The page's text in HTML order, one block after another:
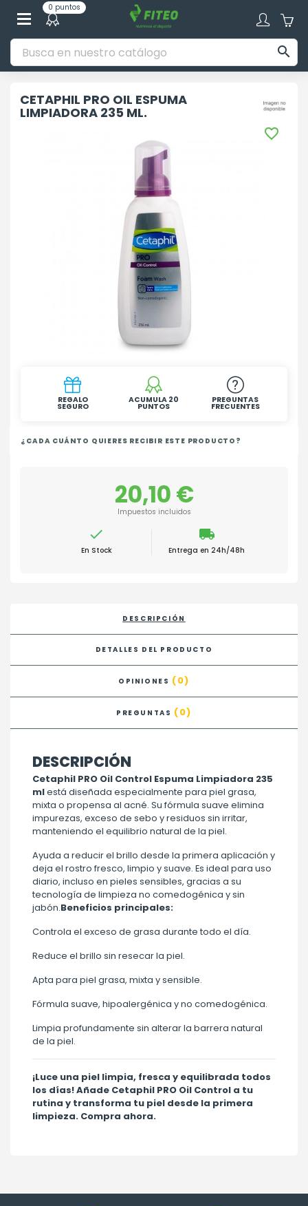
0 puntos

CETAPHIL PRO OIL ESPUMA
LIMPIADORA 235 ML.

REGALO
SEGURO
ACUMULA 20
PUNTOS
PREGUNTAS
FRECUENTES
¿CADA CUÁNTO QUIERES RECIBIR ESTE PRODUCTO?
20,10 €
Impuestos incluidos

En Stock
local_shipping
Entrega en 24h/48h
DESCRIPCIÓN
DETALLES DEL PRODUCTO
OPINIONES (0)
PREGUNTAS (0)
DESCRIPCIÓN
Cetaphil PRO Oil Control Espuma Limpiadora 235
mlestá diseñada especialmente para piel grasa,
mixta o propensa al acné. Su fórmula suave elimina
impurezas, exceso de sebo y residuos sin irritar,
manteniendo el equilibrio natural de la piel.
Ayuda a reducir el brillo desde la primera aplicación y
deja el rostro fresco, limpio y suave. Es ideal para uso
diario, incluso en pieles sensibles, gracias a su
tecnología de limpieza no comedogénica y sin
jabón.Beneficios principales:
Controla el exceso de grasa durante todo el día.
Reduce el brillo sin resecar la piel.
Apta para piel grasa, mixta y sensible.
Fórmula suave, hipoalergénica y no comedogénica.
Limpia profundamente sin alterar la barrera natural
de la piel.
¡Luce una piel limpia, fresca y equilibrada todos
los días! Añade Cetaphil PRO Oil Control a tu
rutina y transforma tu piel desde la primera
limpieza. Compra ahora.